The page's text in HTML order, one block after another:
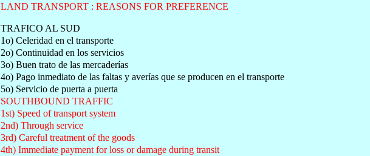
LAND TRANSPORT : REASONS FOR PREFERENCE
TRAFICO AL SUD
1o) Celeridad en el transporte
2o) Continuidad en los servicios
3o) Buen trato de las mercaderías
4o) Pago inmediato de las faltas y averías que se producen en el transporte
5o) Servicio de puerta a puerta
SOUTHBOUND TRAFFIC
1st) Speed of transport system
2nd) Through service
3rd) Careful treatment of the goods
4th) Immediate payment for loss or damage during transit